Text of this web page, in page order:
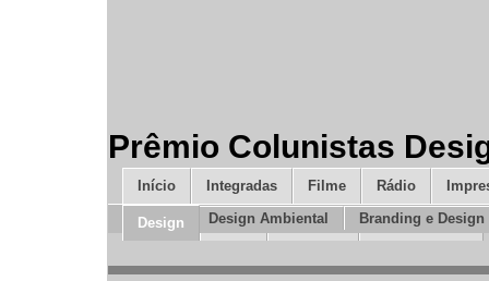
Prêmio Colunistas
Início Integradas Filme Rádio
Design
Cases Design Ambiental Branding e
Mídia Inovação Nova Geração